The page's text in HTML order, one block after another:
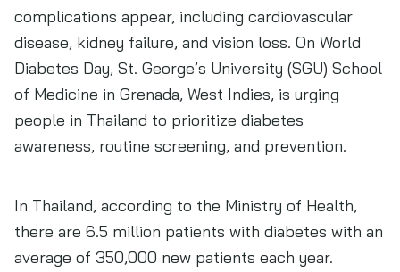
complications appear, including cardiovascular
disease, kidney failure, and vision loss. On World
Diabetes Day, St. George’s University (SGU) School
of Medicine in Grenada, West Indies, is urging
people in Thailand to prioritize diabetes
awareness, routine screening, and prevention.
In Thailand, according to the Ministry of Health,
there are 6.5 million patients with diabetes with an
average of 350,000 new patients each year.